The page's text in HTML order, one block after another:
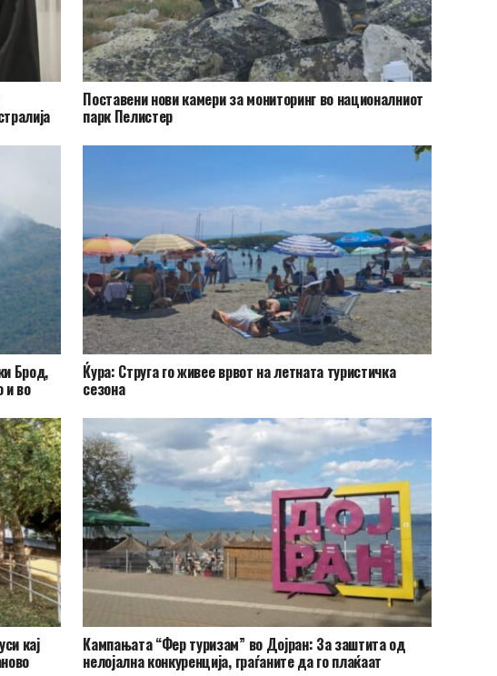
Поставени нови камери за мониторинг во националниот
парк Пелистер
Брод,
и во
Ќура: Струга го живее врвот на летната туристичка
сезона
кај Кампањата “Фер туризам” во Дојран: За заштита од
нелојална конкуренција, граѓаните да го плаќаат